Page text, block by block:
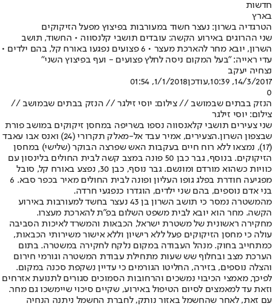
חדשות
בארץ
הטרגדיה בשרון: נעצר חשוד במעורבות בפיצוץ מפעל הזיקוקים
שני ההרוגים באירוע הקשה: עובדים תושבי קלנסווה • החשוד, תושב
השרון, יובא מחר להארכת מעצר • 6 פצועים נפגעו באורח קל, בהם ילדים •
עדי ראייה: "בעל המקום ניסה לחלץ פצועים - ועף בפיצוץ השני"
נצחיה יעקב
14/3/2017, 10:39
,עודכן1/1/2018, 01:54
0
הנזק בבתים שבמושב // צילום: יוסי זילגר // הנזק בבתים שבמושב //
צילום: יוסי זילגר
שני צעירים תושבי קלאנסווה נספו בשריפה במחסן זיקוקים במושב פורת
שבצפון השרון.
הצעירים, אמיר עבד אל-מאלק תקרורי (24) ואנס אבו עאבד
(17), נמצאו ללא רוח חיים בעקבות האש שפרצה הבוקר (שלישי) במחסן
הזיקוקים. בנוסף, גבר כבן 50 פונה במצב קשה לבית החולים בלינסון עם
כוויות כשהוא מורדם ומונשם. גבר נוסף, כבן 30, נפצע באורח קל, סובל
מפגיעה חודרת בפלג גופו העליון ופונה לבית החולים מאיר בכפר סבא. 6
בני אדם נוספים, בהם שני ילדים, הוגדרו כנפגעי חרדה.
מהמשטרה נמסר כי תושב השרון בן 43 נעצר בחשד למעורבות באירוע
הקשה. מחר הוא יובא לבית משפט השלום בפ"ת להארכת מעצרו.
מחקירה ראשונית של משטרת ישראל, הכבאות והמשרד לאיכות הסביבה
עולה כי מחסן הזיקוקים פעל ללא רישיון וללא אישור משירותי הכבאות,
כמתחייב בחוק. מנהל העבודה במקום נלקח לחקירה במשטרה. בתום
הערכת מצב ובחלוף שש שעות מתחילת עבודת המשטרה וגורמי חירום
והצלה נוספים, בזירה, החליטו הגורמים כי עדיין נשקפת סכנה במקום.
לפיכך, מאמצי הכיבוי נמשכים והרחובות הסמוכים סגורים לתנועת אזרחים
וזאת עד למאמצים לסיום הטיפול באירוע, שקיים סיכוי שיימשכו גם מחר.
עם זאת, לאחר שהחשמל באזור נותק, לחברת החשמל ניתנה הנחיה